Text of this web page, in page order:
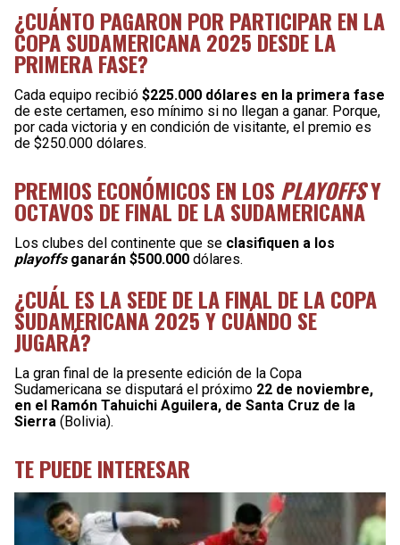
¿CUÁNTO PAGARON POR PARTICIPAR EN LA
COPA SUDAMERICANA 2025 DESDE LA
PRIMERA FASE?
Cada equipo recibió $225.000 dólares en la primera fase
de este certamen, eso mínimo si no llegan a ganar. Porque,
por cada victoria y en condición de visitante, el premio es
de $250.000 dólares.
PREMIOS ECONÓMICOS EN LOS PLAYOFFSY
OCTAVOS DE FINAL DE LA SUDAMERICANA
Los clubes del continente que se clasifiquen a los
playoffsganarán $500.000 dólares.
¿CUÁL ES LA SEDE DE LA FINAL DE LA COPA
SUDAMERICANA 2025 Y CUÁNDO SE
JUGARÁ?
La gran final de la presente edición de la Copa
Sudamericana se disputará el próximo 22 de noviembre,
en el Ramón Tahuichi Aguilera, de Santa Cruz de la
Sierra (Bolivia).
TE PUEDE INTERESAR